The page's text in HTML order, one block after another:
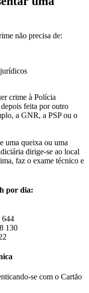
não precisa de:
crime à Polícia
feita por outro
a GNR, a PSP ou o
uma queixa ou uma
dirige-se ao local
faz o exame técnico e
por dia:
644
130
se com o Cartão